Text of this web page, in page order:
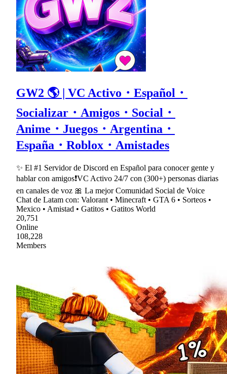
GW2 🌎 | VC Activo・Español・
Socializar・Amigos・Social・
Anime・Juegos・Argentina・
España・Roblox・Amistades
✨ El #1 Servidor de Discord en Español para conocer gente y
hablar con amigos❗VC Activo 24/7 con (300+) personas diarias
en canales de voz 🎀 La mejor Comunidad Social de Voice
Chat de Latam con: Valorant • Minecraft • GTA 6 • Sorteos •
Mexico • Amistad • Gatitos • Gatitos World
20,751
Online
108,228
Members